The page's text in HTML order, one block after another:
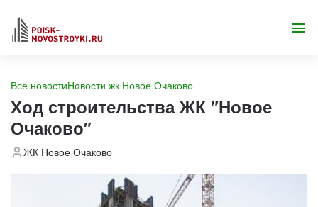
Все новостиНовости жк Новое Очаково
Ход строительства ЖК "Новое
Очаково"
ЖК Новое Очаково